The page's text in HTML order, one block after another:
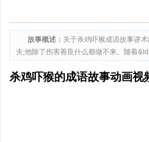
故事概述： 关于杀鸡吓猴成语故事讲
夫;他除了伤害善良什么都做不来。随着
杀鸡吓猴的成语故事动画视